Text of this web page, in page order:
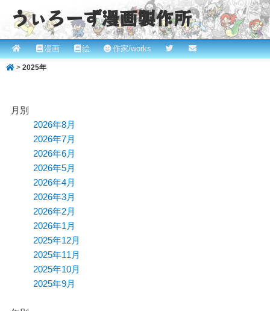
うぃろーず漫画製作所
ROBINとかっぱの漫画スタジオ！ willows.online
メ
イ
メ
イ
コ
サ
ブ
ン
漫画 絵 作家/works
> 2025年
月別
2026年8月
2026年7月
2026年6月
2026年5月
2026年4月
2026年3月
2026年2月
2026年1月
2025年12月
2025年11月
2025年10月
2025年9月